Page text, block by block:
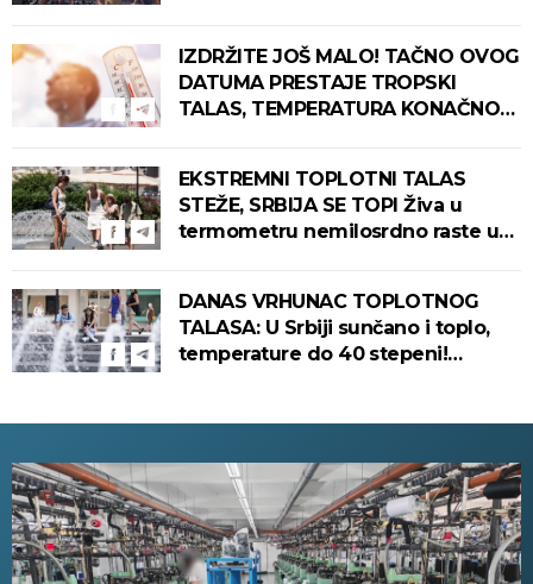
IZDRŽITE JOŠ MALO! TAČNO OVOG
DATUMA PRESTAJE TROPSKI
TALAS, TEMPERATURA KONAČNO
EKSTREMNI TOPLOTNI TALAS
STEŽE, SRBIJA SE TOPI Živa u
termometru nemilosrdno raste u
DANAS VRHUNAC TOPLOTNOG
TALASA: U Srbiji sunčano i toplo,
temperature do 40 stepeni!